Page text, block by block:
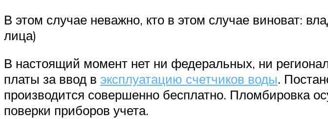
В этом случае неважно, кто в этом случае виноват:
лица)
В настоящий момент нет ни федеральных, ни
платы за ввод в эксплуатацию счетчиков воды.
производится совершенно бесплатно. Пломбировка
поверки приборов учета.